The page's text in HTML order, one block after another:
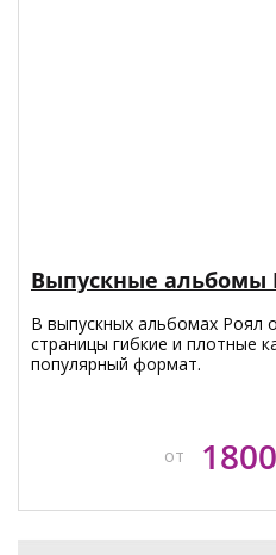
Выпускные альбомы
В выпускных альбомах Роял
страницы гибкие и плотные
популярный формат.
от 1800